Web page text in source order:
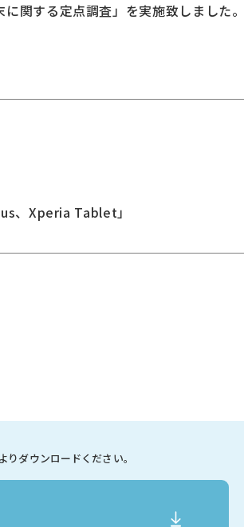
関する定点調査」を実施致しました。
、Xperia Tablet」
りダウンロードください。